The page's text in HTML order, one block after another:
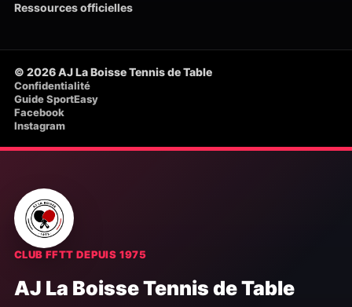
Ressources officielles
© 2026 AJ La Boisse Tennis de Table
Confidentialité
Guide SportEasy
Facebook
Instagram
CLUB FFTT DEPUIS 1975
AJ La Boisse Tennis de Table